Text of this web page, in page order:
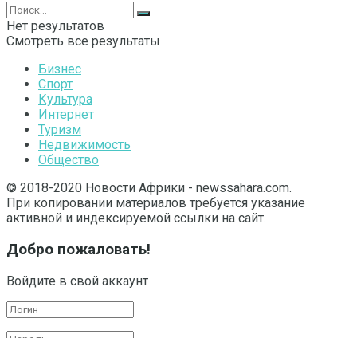
Нет результатов
Смотреть все результаты
Бизнес
Спорт
Культура
Интернет
Туризм
Недвижимость
Общество
© 2018-2020 Новости Африки - newssahara.com.
При копировании материалов требуется указание
активной и индексируемой ссылки на сайт.
Добро пожаловать!
Войдите в свой аккаунт